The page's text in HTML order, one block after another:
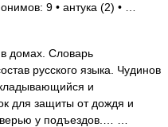
9 • антука (2) • …
домах. Словарь
русского языка. Чудинов
и
для защиты от дождя и
у подъездов.… …